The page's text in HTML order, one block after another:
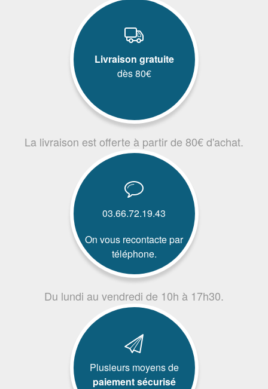
Livraison gratuite
dès 80€
La livraison est offerte à partir de 80€ d'achat.
03.66.72.19.43
On vous recontacte par
téléphone.
Du lundi au vendredi de 10h à 17h30.
Plusieurs moyens de
paiement sécurisé